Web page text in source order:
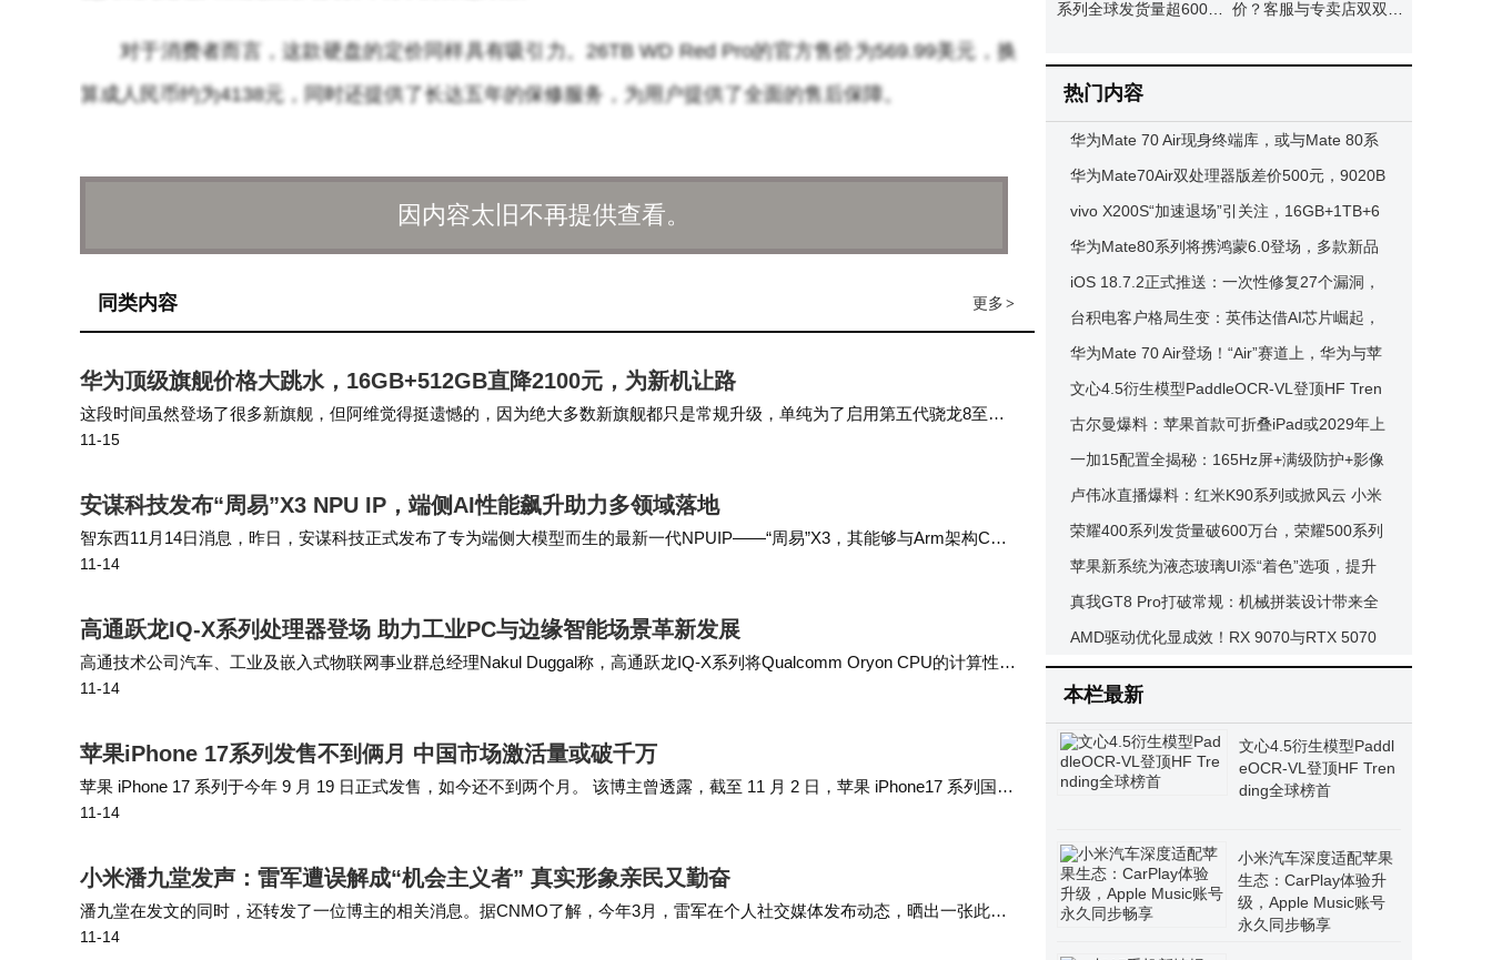
对于消费者而言，这款硬盘的定价同样具有吸引力。26TB WD Red Pro的官方售价为569.99美元，换
算成人民币约为4138元，同时还提供了长达五年的保修服务，为用户提供了全面的售后保障。
因内容太旧不再提供查看。
更多 >
同类内容
华为顶级旗舰价格大跳水，16GB+512GB直降2100元，为新机让路
这段时间虽然登场了很多新旗舰，但阿维觉得挺遗憾的，因为绝大多数新旗舰都只是常规升级，单纯为了启用第五代骁龙8至尊
版和天玑9500，在这种情况下，甚至就连小米17 Pro系列上并不算多大创新的背屏也成为了大家津…
11-15
安谋科技发布“周易”X3 NPU IP，端侧AI性能飙升助力多领域落地
智东西11月14日消息，昨日，安谋科技正式发布了专为端侧大模型而生的最新一代NPUIP——“周易”X3，其能够与Arm架构CP
U、GPU协同，组成基于Arm生态的异构算力解决方案。 新的“周易”X3 NP…
11-14
高通跃龙IQ-X系列处理器登场 助力工业PC与边缘智能场景革新发展
高通技术公司汽车、工业及嵌入式物联网事业群总经理Nakul Duggal称，高通跃龙IQ-X系列将Qualcomm Oryon CPU的计算性能
引入工业PC领域，有助于提升工厂车间边缘控制器的运行能力与…
11-14
苹果iPhone 17系列发售不到俩月 中国市场激活量或破千万
苹果 iPhone 17 系列于今年 9 月 19 日正式发售，如今还不到两个月。 该博主曾透露，截至 11 月 2 日，苹果 iPhone17 系列国内
激活销量超 825 万。具体数据如下： iPho…
11-14
小米潘九堂发声：雷军遭误解成“机会主义者” 真实形象亲民又勤奋
潘九堂在发文的同时，还转发了一位博主的相关消息。据CNMO了解，今年3月，雷军在个人社交媒体发布动态，晒出一张此前
小米发布会上的照片，并配文：“当我站在舞台上，听到掌声响起来，都会想起那首熟悉的旋律……”此动…
11-14
系列全球发货量超600万
价？客服与专卖店双双回
热门内容
华为Mate 70 Air现身终端库，或与Mate 80系
列携手高端市场对战iPhone 17
华为Mate70Air双处理器版差价500元，9020B
与9020A性能差距及选购指南
vivo X200S“加速退场”引关注，16GB+1TB+6
200mAh，高端旗舰如今价格亲民
华为Mate80系列将携鸿蒙6.0登场，多款新品
齐聚11月28日星光盛典
iOS 18.7.2正式推送：一次性修复27个漏洞，
系统稳定性迎来关键升级
台积电客户格局生变：英伟达借AI芯片崛起，
2025年或超越苹果
华为Mate 70 Air登场！“Air”赛道上，华为与苹
果的轻薄新较量
文心4.5衍生模型PaddleOCR-VL登顶HF Tren
ding全球榜首
古尔曼爆料：苹果首款可折叠iPad或2029年上
市，售价近3000美元面临多重挑战
一加15配置全揭秘：165Hz屏+满级防护+影像
革新，性能Ultra旗舰来袭
卢伟冰直播爆料：红米K90系列或掀风云 小米
18背屏升级稳了
荣耀400系列发货量破600万台，荣耀500系列
月底将至，配置升级引期待
苹果新系统为液态玻璃UI添“着色”选项，提升
界面文字可读性
真我GT8 Pro打破常规：机械拼装设计带来全
新外观体验，可拆可换乐趣足
AMD驱动优化显成效！RX 9070与RTX 5070
实测对比，性能差距扩大至13%
本栏最新
文心4.5衍生模型Paddl
eOCR-VL登顶HF Tren
ding全球榜首
小米汽车深度适配苹果
生态：CarPlay体验升
级，Apple Music账号
永久同步畅享